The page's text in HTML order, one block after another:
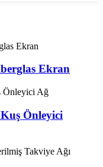
Ekran
Önleyici